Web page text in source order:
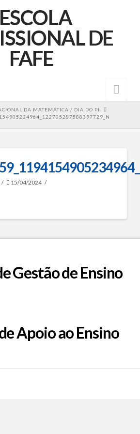
DA MATEMÁTICA / DIA DO PI
15/04/2024
Gestão de Ensino
Apoio ao Ensino